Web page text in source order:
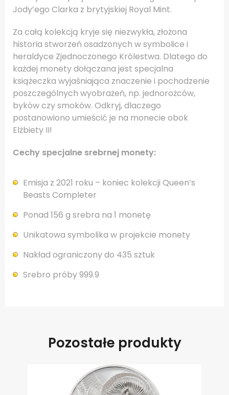
Jody’ego Clarka z brytyjskiej Royal Mint.
Za całą kolekcją kryje się niezwykła, złożona
historia stworzeń osadzonych w symbolice i
heraldyce Zjednoczonego Królestwa. Dlatego do
każdej monety dołączana jest specjalna
książeczka wyjaśniająca znaczenie i pochodzenie
poszczególnych wyobrażeń, np. jednorożców,
byków czy smoków. Odkryj, dlaczego
postanowiono umieścić je na monecie obok
Elżbiety II!
Cechy specjalne srebrnej monety:
Emisja z 2021 roku – koniec kolekcji Queen’s
Beasts Completer
Ponad 156 g srebra na 1 monetę
Unikatowa symbolika w projekcie monety
Nakład ograniczony do 435 sztuk
Srebro próby 999.9
Pozostałe produkty